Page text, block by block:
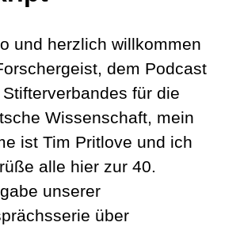
und herzlich willkommen
dem Podcast
für die
Wissenschaft, mein
ist Tim Pritlove und ich
alle hier zur 40.
unserer
über